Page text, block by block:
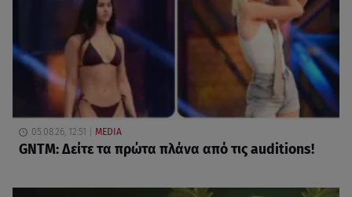
05.08.26, 12:51 MEDIA
GNTM: Δείτε τα πρώτα πλάνα από τις auditions!